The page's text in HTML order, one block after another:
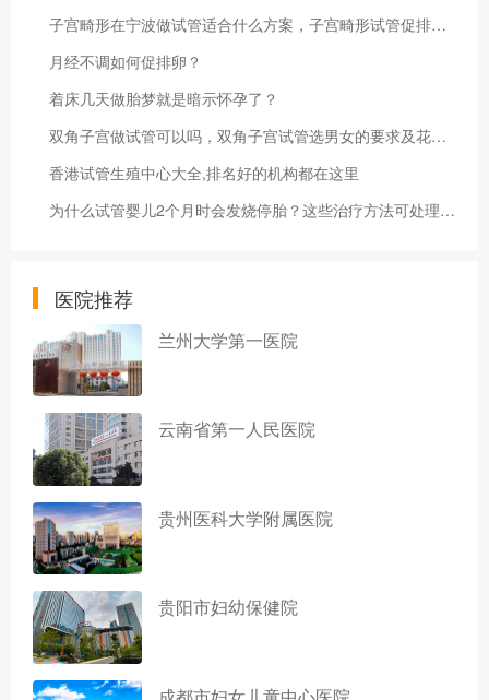
子宫畸形在宁波做试管适合什么方案，子宫畸形试管促排方案详解
月经不调如何促排卵？
着床几天做胎梦就是暗示怀孕了？
双角子宫做试管可以吗，双角子宫试管选男女的要求及花费明细
香港试管生殖中心大全,排名好的机构都在这里
为什么试管婴儿2个月时会发烧停胎？这些治疗方法可处理这个问题！
医院推荐
兰州大学第一医院
云南省第一人民医院
贵州医科大学附属医院
贵阳市妇幼保健院